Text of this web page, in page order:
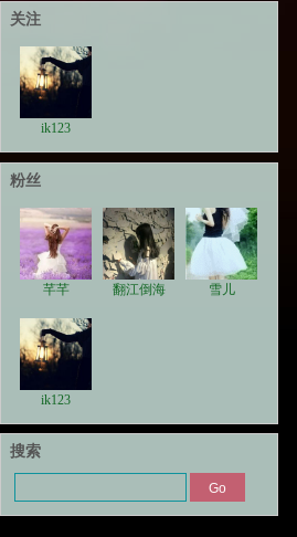
关注
ik123
粉丝
芊芊 翻江倒海 雪儿
ik123
搜索